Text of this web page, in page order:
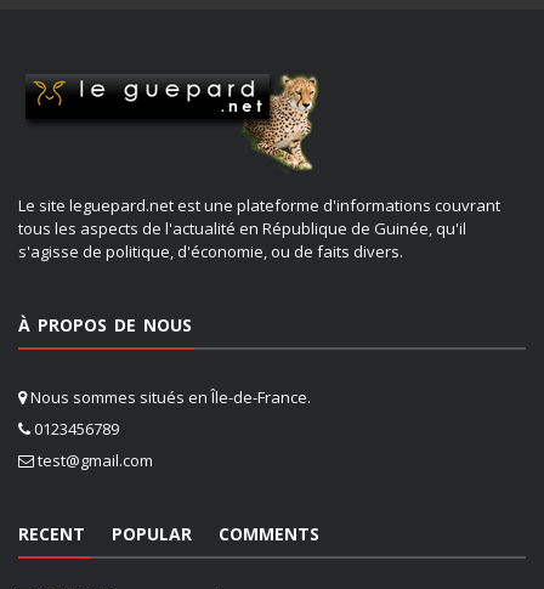
Le site leguepard.net est une plateforme d'informations couvrant
tous les aspects de l'actualité en République de Guinée, qu'il
s'agisse de politique, d'économie, ou de faits divers.
À PROPOS DE NOUS
Nous sommes situés en Île-de-France.
0123456789
test@gmail.com
RECENT POPULAR COMMENTS